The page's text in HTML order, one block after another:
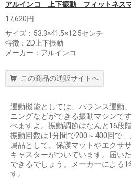
アルインコ 上下振動 フィットネス
17,620円
サイズ：53.3×41.5×12.5センチ
特徴：2D上下振動
メーカー：アルインコ
この商品の通販サイトへ
運動機能としては、バランス運動
ニングなどができる振動マシンで
べますよ。振動調節はなんと16段
振動回数は1分間で200～400回で
属品として、保護マットやエクサ
キャスターがついています。届い
できるでしょう。メーカーによる
す。